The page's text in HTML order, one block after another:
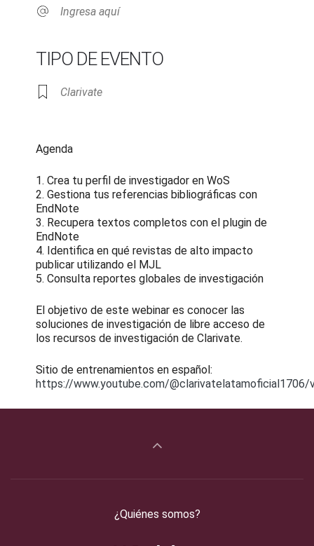
Ingresa aquí
TIPO DE EVENTO
Clarivate
Agenda
1. Crea tu perfil de investigador en WoS
2. Gestiona tus referencias bibliográficas con
EndNote
3. Recupera textos completos con el plugin de
EndNote
4. Identifica en qué revistas de alto impacto
publicar utilizando el MJL
5. Consulta reportes globales de investigación
El objetivo de este webinar es conocer las
soluciones de investigación de libre acceso de
los recursos de investigación de Clarivate.
Sitio de entrenamientos en español:
https://www.youtube.com/@clarivatelatamoficial1706/
¿Quiénes somos?